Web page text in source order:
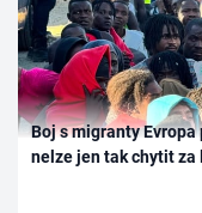
Boj s migranty
nelze jen tak chytit za